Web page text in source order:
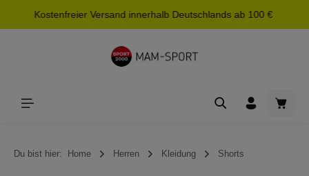
springen
Kostenfreier Versand innerhalb Deutschlands ab 100 €
Du bist hier: Home Herren Kleidung Shorts